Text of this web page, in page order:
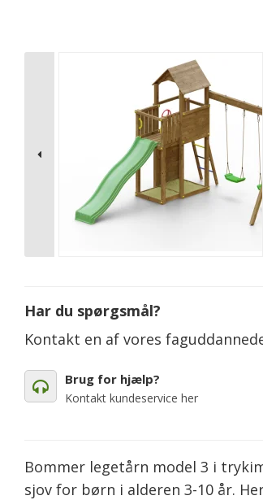
Har du spørgsmål?
Kontakt en af vores
Brug for hjælp?
Kontakt kundeservice her
Bommer legetårn model 3 i
sjov for børn i alderen 3-10 år.